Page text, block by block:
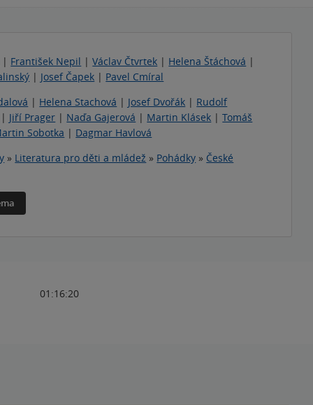
| František Nepil |Václav Čtvrtek | Helena Štáchová |
| Josef Čapek | Pavel Cmíral
| Helena Stachová | Josef Dvořák | Rudolf
| Jiří Prager | Naďa Gajerová | Martin Klásek |Tomáš
Sobotka | Dagmar Havlová
» Literatura pro děti a mládež » Pohádky » České
01:16:20